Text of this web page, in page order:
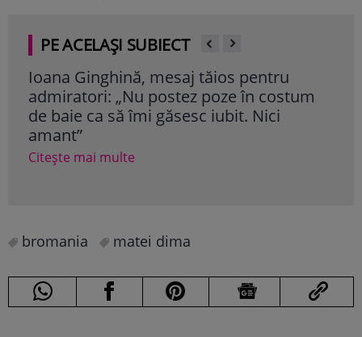
PE ACELAȘI SUBIECT
Ioana Ginghină, mesaj tăios pentru
admiratori: „Nu postez poze în costum
de baie ca să îmi găsesc iubit. Nici
amant”
Citește mai multe
bromania matei dima